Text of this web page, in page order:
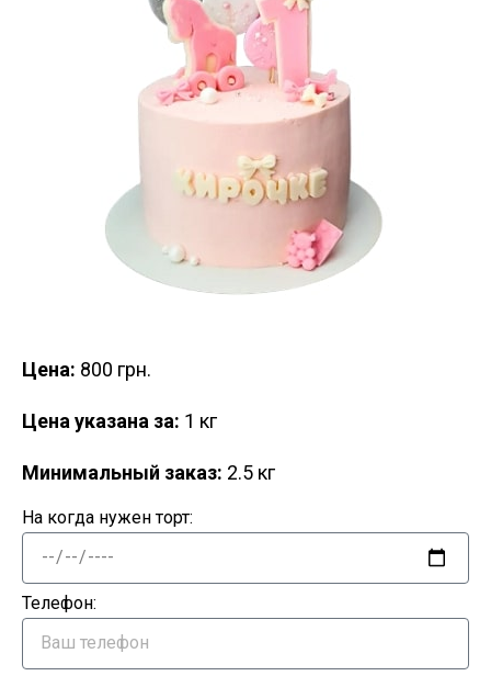
Цена: 800 грн.
Цена указана за: 1 кг
Минимальный заказ: 2.5 кг
На когда нужен торт:
Телефон: